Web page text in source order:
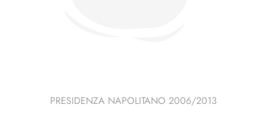
PRESIDENZA NAPOLITANO 2006/2013